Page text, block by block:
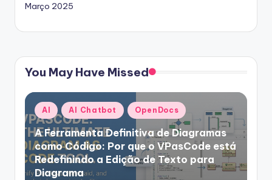
Março 2025
You May Have Missed
Posted
in
AI AI Chatbot OpenDocs
A Ferramenta Definitiva de Diagramas
como Código: Por que o VPasCode está
Redefinindo a Edição de Texto para
Diagrama